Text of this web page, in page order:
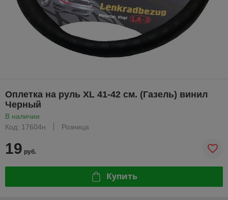
Оплетка на руль XL 41-42 см. (Газель) винил
Черный
В наличии
Код: 17604н
Розница
19 руб.
Купить